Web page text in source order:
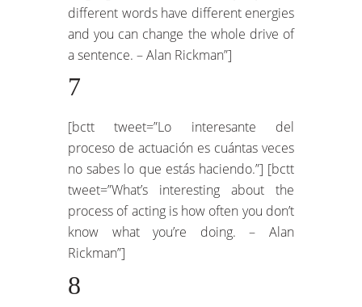
different words have different energies
and you can change the whole drive of
a sentence. – Alan Rickman”]
7
[bctt tweet=”Lo interesante del
proceso de actuación es cuántas veces
no sabes lo que estás haciendo.”] [bctt
tweet=”What’s interesting about the
process of acting is how often you don’t
know what you’re doing. – Alan
Rickman”]
8